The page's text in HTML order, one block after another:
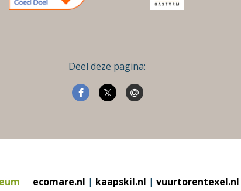
Deel deze pagina:
ecomare.nl | kaapskil.nl | vuurtorentexel.nl